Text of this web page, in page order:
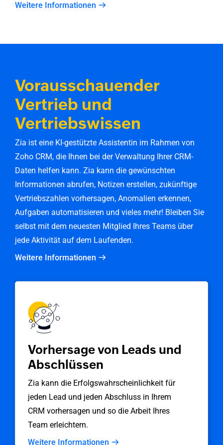
Weitere Informationen
Vorausschauender
Vertrieb und
Vertriebswissen
Zia ist eine KI-gestützte Assistentin im Rahmen von
Zoho CRM, die Ihnen bei der Verwaltung Ihrer CRM-
Daten helfen kann. Zia kann die gewünschten
Informationen abrufen, Notizen erstellen, zukünftige
Vertriebszahlen vorhersagen, Anomalien erkennen,
Aufgaben automatisieren und vieles mehr! Bleiben Sie
selbst mit dem neuesten Mitglied Ihres Teams über
jede Aktivität auf dem Laufenden.
Weitere Informationen
Vorhersage von Leads und
Abschlüssen
Zia kann die Erfolgswahrscheinlichkeit für
jeden Lead und jeden Abschluss in Ihrem
CRM vorhersagen und so die Arbeit Ihres
Team erleichtern.
Weitere Informationen